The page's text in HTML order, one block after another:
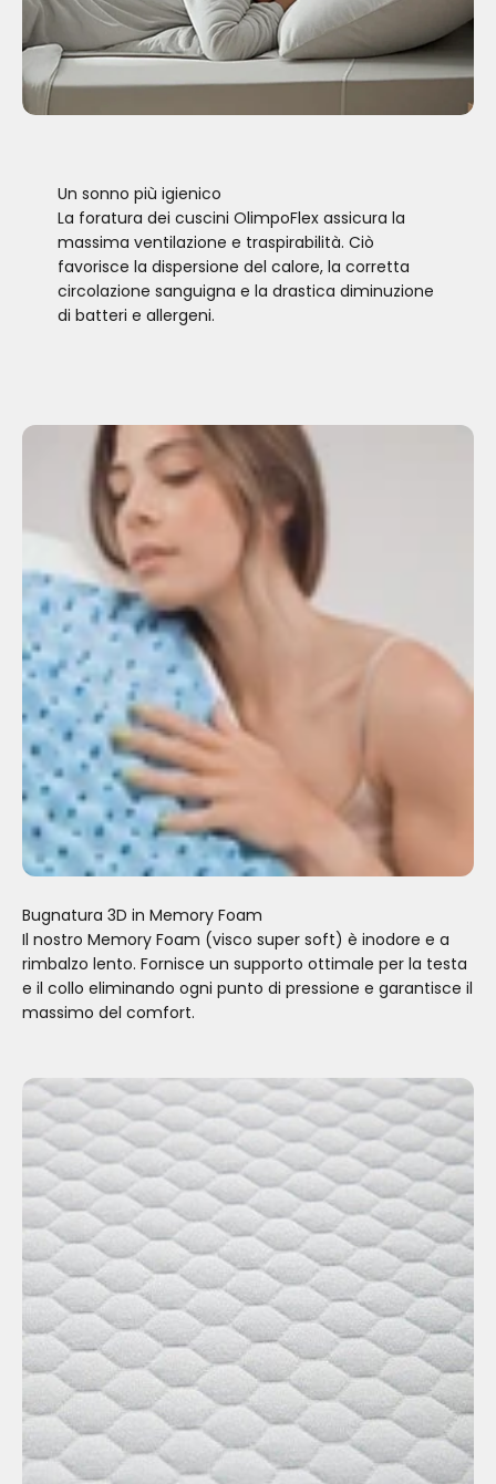
Un sonno più igienico
La foratura dei cuscini OlimpoFlex assicura la
massima ventilazione e traspirabilità. Ciò
favorisce la dispersione del calore, la corretta
circolazione sanguigna e la drastica diminuzione
di batteri e allergeni.
Bugnatura 3D in Memory Foam
Il nostro Memory Foam (visco super soft) è inodore e a
rimbalzo lento. Fornisce un supporto ottimale per la testa
e il collo eliminando ogni punto di pressione e garantisce il
massimo del comfort.